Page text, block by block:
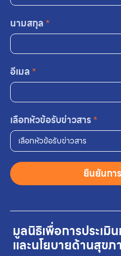
มูลนิธิเพื่อการประเมิน
และนโยบายด้านสุขภ
นามสกุล *
อีเมล *
เลือกหัวข้อรับข่าวสาร*
เลือกหัวข้อรับข่าวสาร
ยืนยันกา